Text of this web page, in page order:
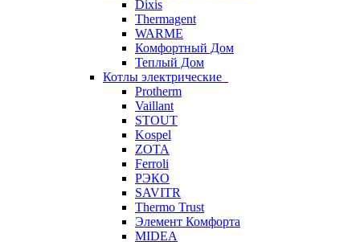
Dixis
Thermagent
WARME
Комфортный Дом
Теплый Дом
Котлы электрические
Protherm
Vaillant
STOUT
Kospel
ZOTA
Ferroli
РЭКО
SAVITR
Thermo Trust
Элемент Комфорта
MIDEA